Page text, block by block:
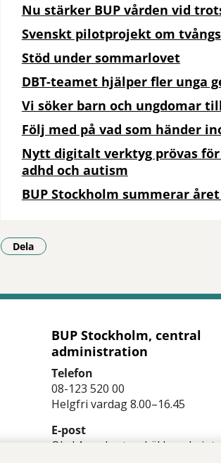
Nu stärker BUP vården vid
Svenskt pilotprojekt om
Stöd under sommarlovet
DBT-teamet hjälper fler unga
Vi söker barn och ungdomar
Följ med på vad som händer
Nytt digitalt verktyg prövas
adhd och autism
BUP Stockholm summerar
Dela
- Klicka för att öppna delningsalternativ.
BUP Stockholm, central
administration
Telefon
08-123 520 00
Helgfri vardag 8.00–16.45
E-post
Obs! Av sekretesskäl kan du inte